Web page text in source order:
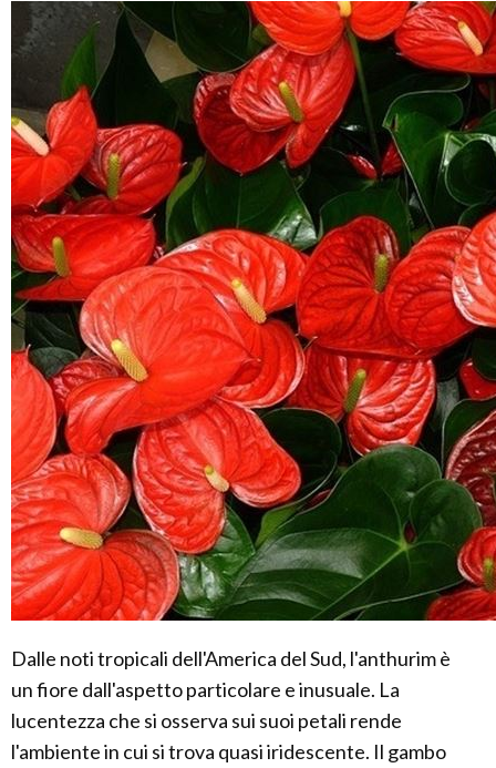
Dalle noti tropicali dell'America del Sud, l'anthurim è
un fiore dall'aspetto particolare e inusuale. La
lucentezza che si osserva sui suoi petali rende
l'ambiente in cui si trova quasi iridescente. Il gambo